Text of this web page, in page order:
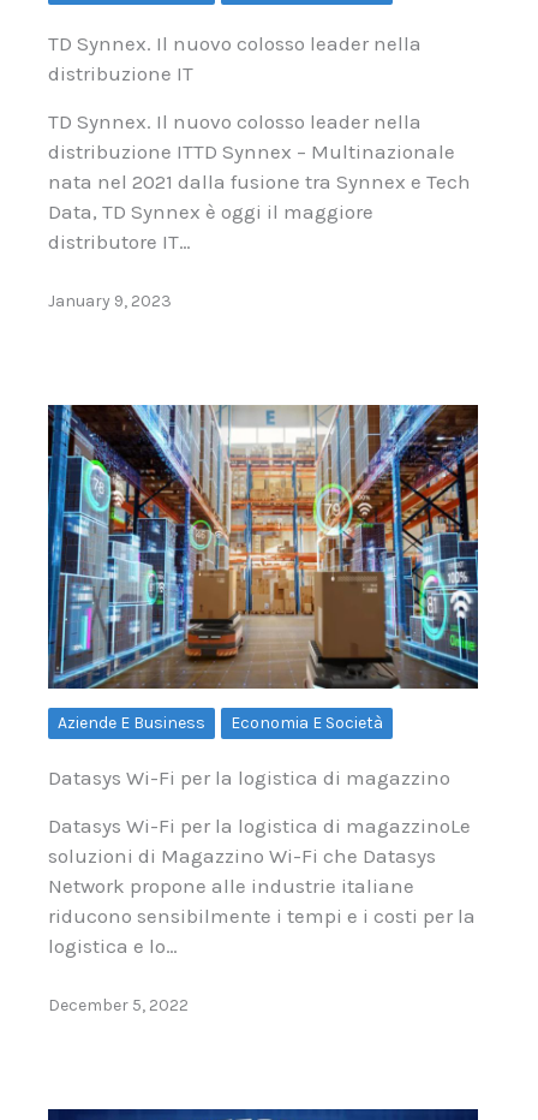
TD Synnex. Il nuovo colosso leader nella
distribuzione IT
TD Synnex. Il nuovo colosso leader nella
distribuzione ITTD Synnex – Multinazionale
nata nel 2021 dalla fusione tra Synnex e Tech
Data, TD Synnex è oggi il maggiore
distributore IT…
January 9, 2023
Aziende E Business Economia E Società
Datasys Wi-Fi per la logistica di magazzino
Datasys Wi-Fi per la logistica di magazzinoLe
soluzioni di Magazzino Wi-Fi che Datasys
Network propone alle industrie italiane
riducono sensibilmente i tempi e i costi per la
logistica e lo…
December 5, 2022